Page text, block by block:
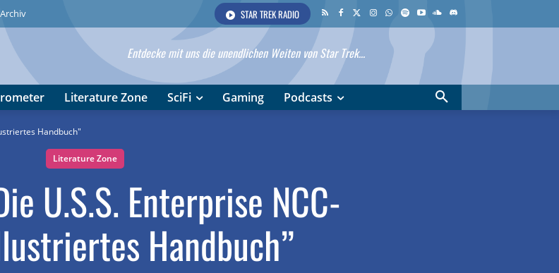
Archiv STAR TREK RADIO
Entdecke mit uns die unendlichen Weiten von Star Trek...
Literature Zone SciFi Gaming Podcasts
Handbuch"
Literature Zone
U.S.S. Enterprise NCC-
Handbuch”